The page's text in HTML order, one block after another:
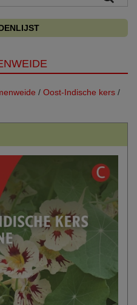
/ Oost-Indische kers /